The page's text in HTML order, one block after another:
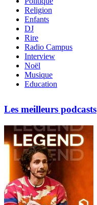
Religion
Enfants
DJ
Rire
Radio Campus
Interview
Noël
Musique
Education
Les meilleurs podcasts